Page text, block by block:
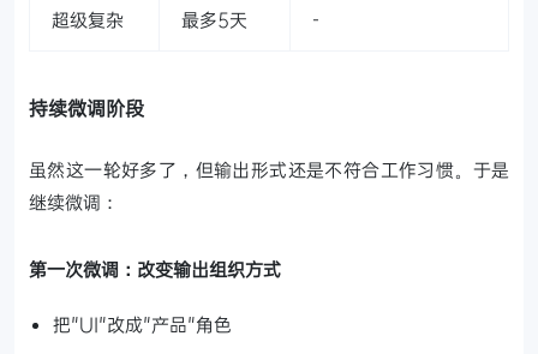
超级复杂 最多5天 -
持续微调阶段
虽然这一轮好多了，但输出形式还是不符合工作习惯。于是
继续微调：
第一次微调：改变输出组织方式
把"UI"改成"产品"角色